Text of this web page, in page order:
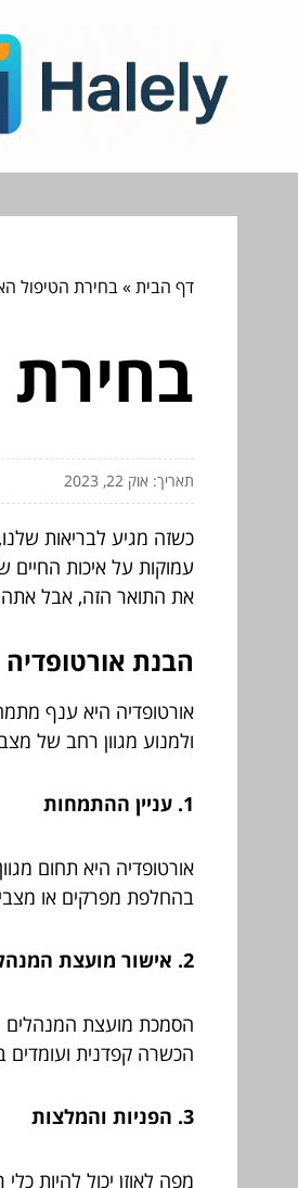
דף הבית»בחירת הטיפול
בחירת
תאריך: אוק 22, 2023
כשזה מגיע לבריאות
עמוקות על איכות החיים
את התואר הזה, אבל אתה
הבנת אורטופדיה
אורטופדיה היא ענף
ולמנוע מגוון רחב של
1. עניין ההתמחות
אורטופדיה היא תחום
בהחלפת מפרקים או
2. אישור מועצת המנהלים
הסמכת מועצת המנהלים
הכשרה קפדנית ועומדים
3. הפניות והמלצות
מפה לאוזן יכול להיות